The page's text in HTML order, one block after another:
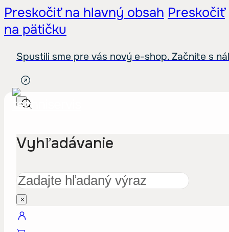
Preskočiť na hlavný obsah Preskočiť
na pätičku
Spustili sme pre vás nový e-shop. Začnite s
Vyhľadávanie
Hľadať
×